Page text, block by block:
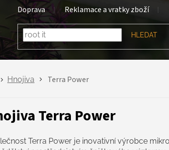
Doprava Reklamace a vratky zboží
HLEDAT
Hnojiva Terra Power
Terra Power
Terra Power je inovativní výrobce